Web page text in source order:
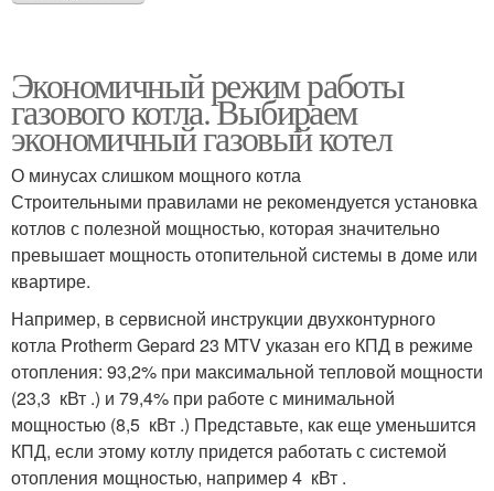
Экономичный режим работы
газового котла. Выбираем
экономичный газовый котел
О минусах слишком мощного котла
Строительными правилами не рекомендуется установка
котлов с полезной мощностью, которая значительно
превышает мощность отопительной системы в доме или
квартире.
Например, в сервисной инструкции двухконтурного
котла Protherm Gepard 23 MTV указан его КПД в режиме
отопления: 93,2% при максимальной тепловой мощности
(23,3 кВт .) и 79,4% при работе с минимальной
мощностью (8,5 кВт .) Представьте, как еще уменьшится
КПД, если этому котлу придется работать с системой
отопления мощностью, например 4 кВт .